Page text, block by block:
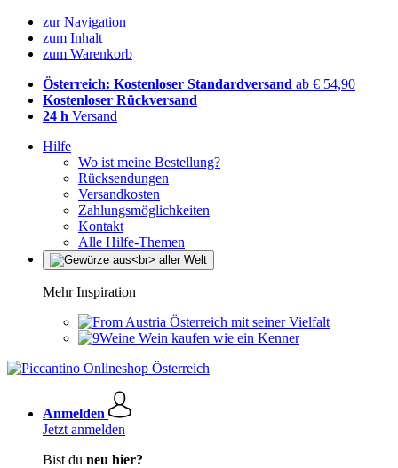
zur Navigation
zum Inhalt
zum Warenkorb
Österreich: Kostenloser Standardversand ab € 54,90
Kostenloser Rückversand
24 h Versand
Hilfe
Wo ist meine Bestellung?
Rücksendungen
Versandkosten
Zahlungsmöglichkeiten
Kontakt
Alle Hilfe-Themen
Mehr Inspiration
Österreich mit seiner Vielfalt
Wein kaufen wie ein Kenner
Anmelden
Jetzt anmelden
Bist du neu hier?